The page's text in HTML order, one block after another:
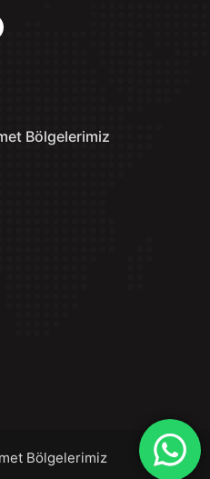
Bölgelerimiz
Bölgelerimiz